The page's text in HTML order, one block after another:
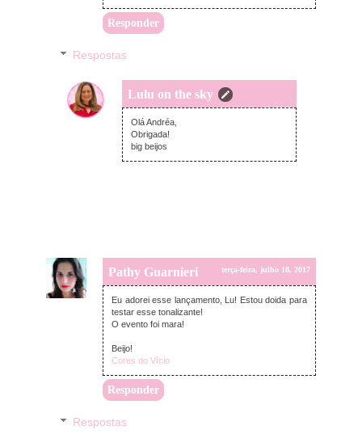
Responder
Respostas
Lulu on the sky
terça-feira, julho 18, 2017
Olá Andréa,
Obrigada!
big beijos
Pathy Guarnieri terça-feira, julho 18, 2017
Eu adorei esse lançamento, Lu! Estou doida para
testar esse tonalizante!
O evento foi mara!
Beijo!
Cores do Vício
Responder
Respostas